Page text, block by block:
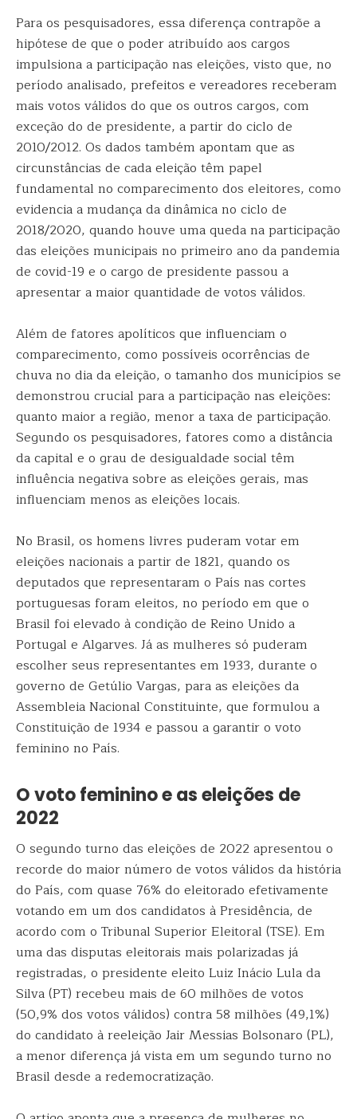
Para os pesquisadores, essa diferença contrapõe a
hipótese de que o poder atribuído aos cargos
impulsiona a participação nas eleições, visto que, no
período analisado, prefeitos e vereadores receberam
mais votos válidos do que os outros cargos, com
exceção do de presidente, a partir do ciclo de
2010/2012. Os dados também apontam que as
circunstâncias de cada eleição têm papel
fundamental no comparecimento dos eleitores, como
evidencia a mudança da dinâmica no ciclo de
2018/2020, quando houve uma queda na participação
das eleições municipais no primeiro ano da pandemia
de covid-19 e o cargo de presidente passou a
apresentar a maior quantidade de votos válidos.
Além de fatores apolíticos que influenciam o
comparecimento, como possíveis ocorrências de
chuva no dia da eleição, o tamanho dos municípios se
demonstrou crucial para a participação nas eleições:
quanto maior a região, menor a taxa de participação.
Segundo os pesquisadores, fatores como a distância
da capital e o grau de desigualdade social têm
influência negativa sobre as eleições gerais, mas
influenciam menos as eleições locais.
No Brasil, os homens livres puderam votar em
eleições nacionais a partir de 1821, quando os
deputados que representaram o País nas cortes
portuguesas foram eleitos, no período em que o
Brasil foi elevado à condição de Reino Unido a
Portugal e Algarves. Já as mulheres só puderam
escolher seus representantes em 1933, durante o
governo de Getúlio Vargas, para as eleições da
Assembleia Nacional Constituinte, que formulou a
Constituição de 1934 e passou a garantir o voto
feminino no País.
O voto feminino e as eleições de
2022
O segundo turno das eleições de 2022 apresentou o
recorde do maior número de votos válidos da história
do País, com quase 76% do eleitorado efetivamente
votando em um dos candidatos à Presidência, de
acordo com o Tribunal Superior Eleitoral (TSE). Em
uma das disputas eleitorais mais polarizadas já
registradas, o presidente eleito Luiz Inácio Lula da
Silva (PT) recebeu mais de 60 milhões de votos
(50,9% dos votos válidos) contra 58 milhões (49,1%)
do candidato à reeleição Jair Messias Bolsonaro (PL),
a menor diferença já vista em um segundo turno no
Brasil desde a redemocratização.